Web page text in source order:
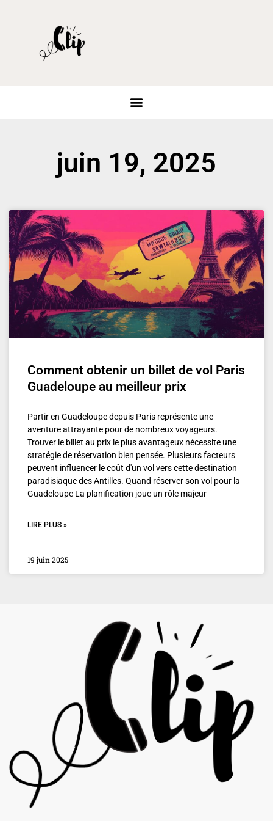
juin 19, 2025
Comment obtenir un billet de vol Paris
Guadeloupe au meilleur prix
Partir en Guadeloupe depuis Paris représente une
aventure attrayante pour de nombreux voyageurs.
Trouver le billet au prix le plus avantageux nécessite une
stratégie de réservation bien pensée. Plusieurs facteurs
peuvent influencer le coût d'un vol vers cette destination
paradisiaque des Antilles. Quand réserver son vol pour la
Guadeloupe La planification joue un rôle majeur
LIRE PLUS »
19 juin 2025